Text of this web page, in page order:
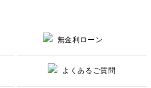
無金利ローン
よくあるご質問